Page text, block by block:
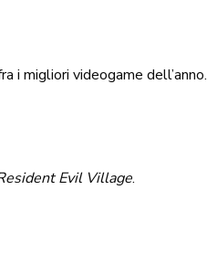
i migliori videogame dell’anno.
Evil Village.